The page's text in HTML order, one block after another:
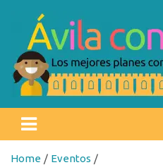
content
Ávila con niños
Home
Eventos